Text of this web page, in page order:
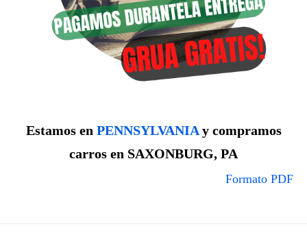
Estamos en PENNSYLVANIAy compramos
carros en SAXONBURG, PA
Formato PDF